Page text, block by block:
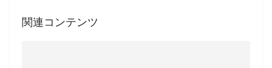
関連コンテンツ